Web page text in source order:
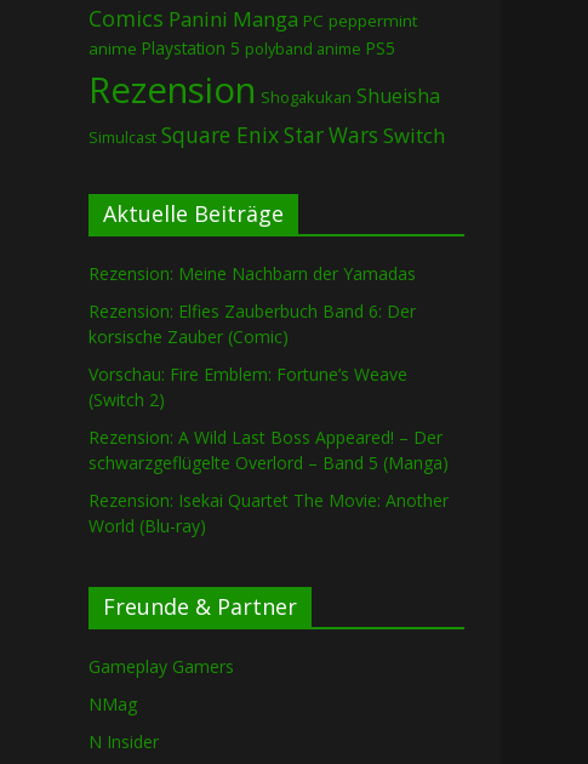
Comics Panini Manga PC peppermint
anime Playstation 5 polyband anime PS5
Rezension Shogakukan Shueisha
Simulcast Square EnixStar Wars Switch
Aktuelle Beiträge
Rezension: Meine Nachbarn der Yamadas
Rezension: Elfies Zauberbuch Band 6: Der
korsische Zauber (Comic)
Vorschau: Fire Emblem: Fortune’s Weave
(Switch 2)
Rezension: A Wild Last Boss Appeared! – Der
schwarzgeflügelte Overlord – Band 5 (Manga)
Rezension: Isekai Quartet The Movie: Another
World (Blu-ray)
Freunde & Partner
Gameplay Gamers
NMag
N Insider